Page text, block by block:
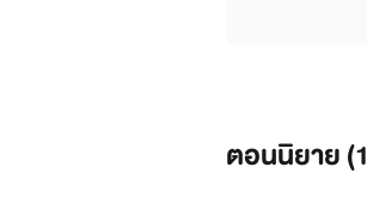
ตอนนิยาย (1